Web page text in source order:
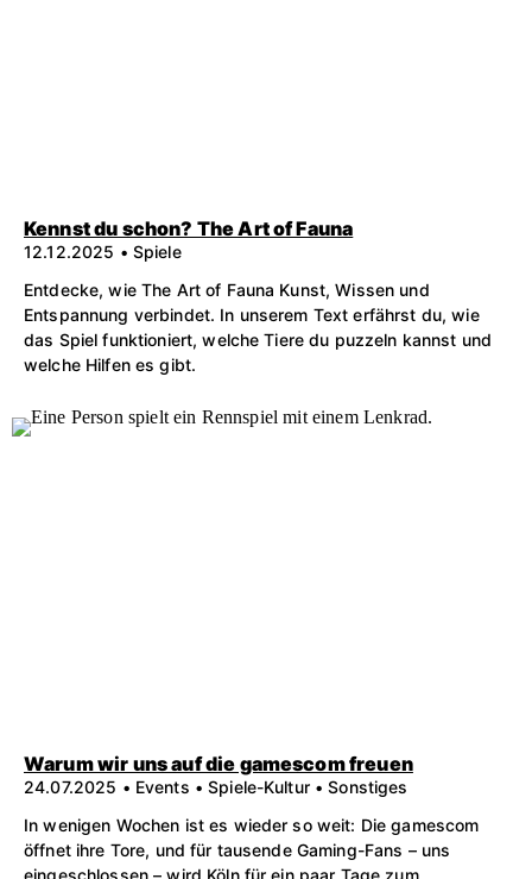
Kennst du schon? The Art of Fauna
12.12.2025 • Spiele
Entdecke, wie The Art of Fauna Kunst, Wissen und
Entspannung verbindet. In unserem Text erfährst du, wie
das Spiel funktioniert, welche Tiere du puzzeln kannst und
welche Hilfen es gibt.
Warum wir uns auf die gamescom freuen
24.07.2025 • Events • Spiele-Kultur • Sonstiges
In wenigen Wochen ist es wieder so weit: Die gamescom
öffnet ihre Tore, und für tausende Gaming-Fans – uns
eingeschlossen – wird Köln für ein paar Tage zum